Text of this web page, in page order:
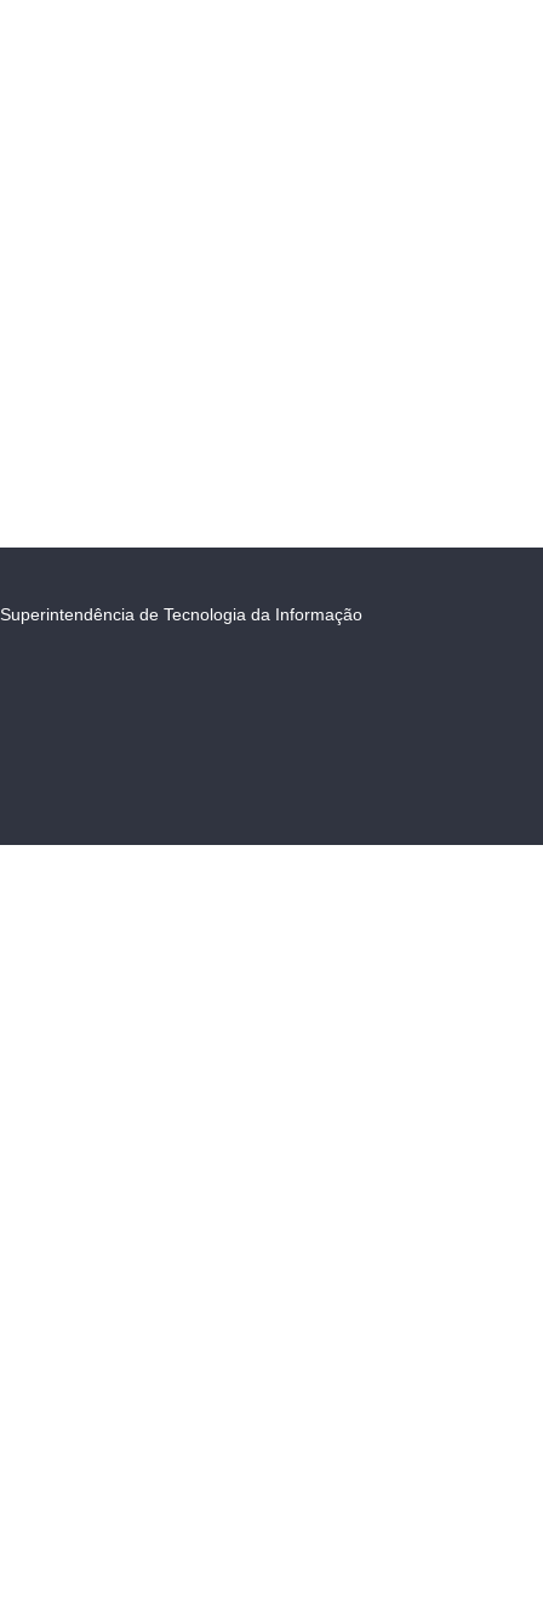
Superintendência de Tecnologia da Informação